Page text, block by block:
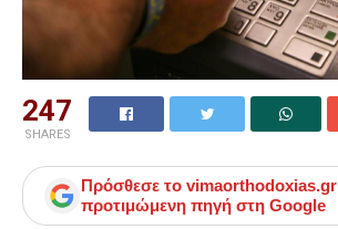
247
SHARES
Πρόσθεσε το vimaorthodoxias.gr
προτιμώμενη πηγή στη Google